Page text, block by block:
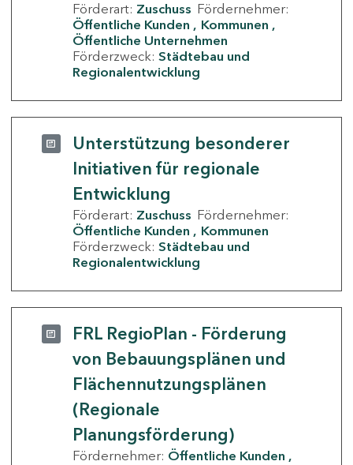
Förderart: Zuschuss Fördernehmer:
Öffentliche Kunden
Kommunen
Öffentliche Unternehmen
Förderzweck: Städtebau und
Regionalentwicklung
Unterstützung besonderer
Initiativen für regionale
Entwicklung
Förderart: Zuschuss Fördernehmer:
Öffentliche Kunden
Kommunen
Förderzweck: Städtebau und
Regionalentwicklung
FRL RegioPlan - Förderung
von Bebauungsplänen und
Flächennutzungsplänen
(Regionale
Planungsförderung)
Fördernehmer: Öffentliche Kunden